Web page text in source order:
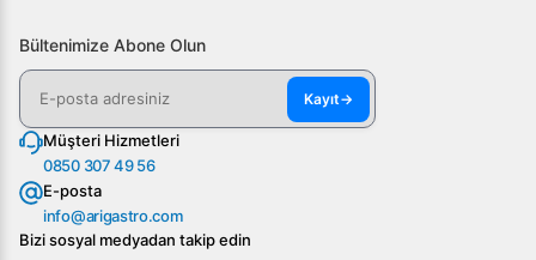
Bültenimize Abone Olun
Kayıt→
Müşteri Hizmetleri
0850 307 49 56
E-posta
info@arigastro.com
Bizi sosyal medyadan takip edin